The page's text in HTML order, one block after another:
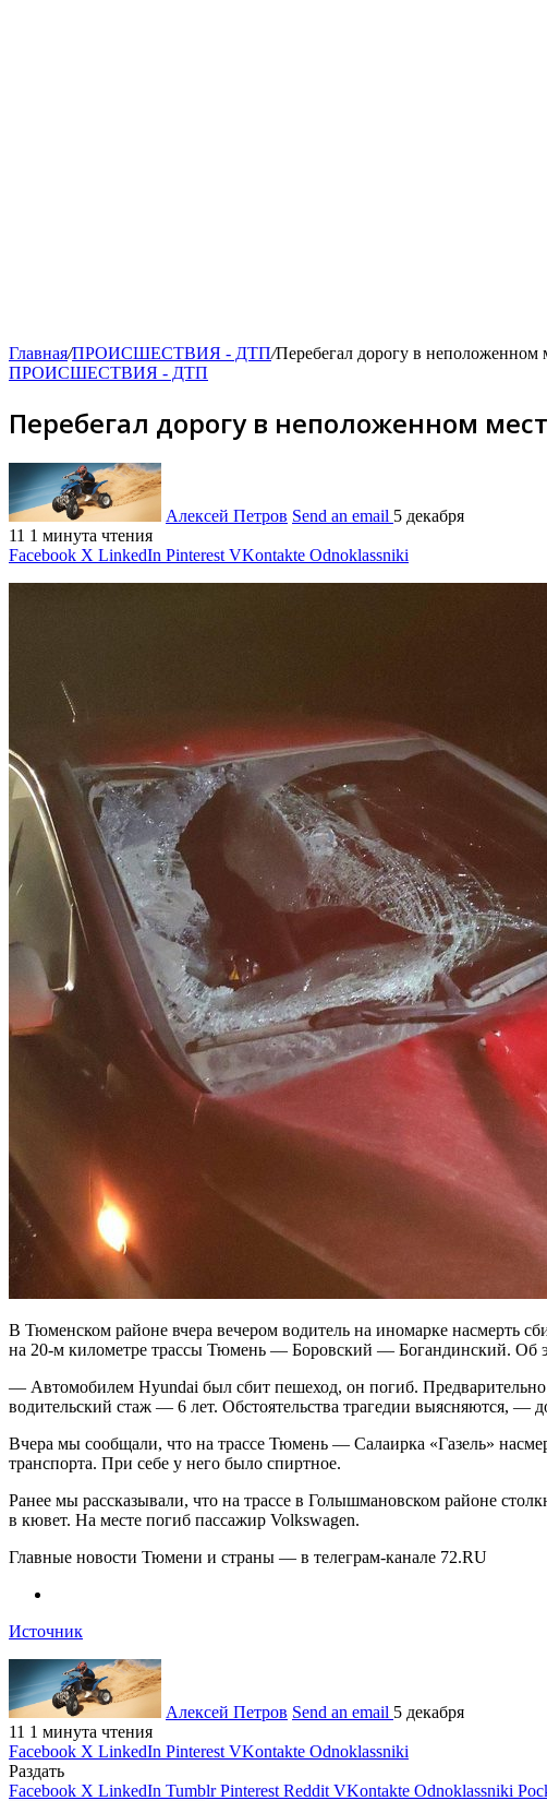
Главная/ПРОИСШЕСТВИЯ - ДТП/Перебегал дорогу в
ПРОИСШЕСТВИЯ - ДТП
Перебегал дорогу в неположенном
Алексей Петров Send an email 5 декабря
11 1 минута чтения
Facebook X LinkedIn Pinterest VKontakte Odnoklassniki
В Тюменском районе вчера вечером водитель на иномарке насмерть
на 20-м километре трассы Тюмень — Боровский — Богандинский. Об
— Автомобилем Hyundai был сбит пешеход, он погиб. Предварительно
водительский стаж — 6 лет. Обстоятельства трагедии выясняются, —
Вчера мы сообщали, что на трассе Тюмень — Салаирка «Газель»
транспорта. При себе у него было спиртное.
Ранее мы рассказывали, что на трассе в Голышмановском районе
в кювет. На месте погиб пассажир Volkswagen.
Главные новости Тюмени и страны — в телеграм-канале 72.RU
Источник
Алексей Петров Send an email 5 декабря
11 1 минута чтения
Facebook X LinkedIn Pinterest VKontakte Odnoklassniki
Раздать
Facebook X LinkedIn Tumblr Pinterest Reddit VKontakte Odnoklassniki